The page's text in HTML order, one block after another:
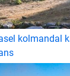
kolmandal